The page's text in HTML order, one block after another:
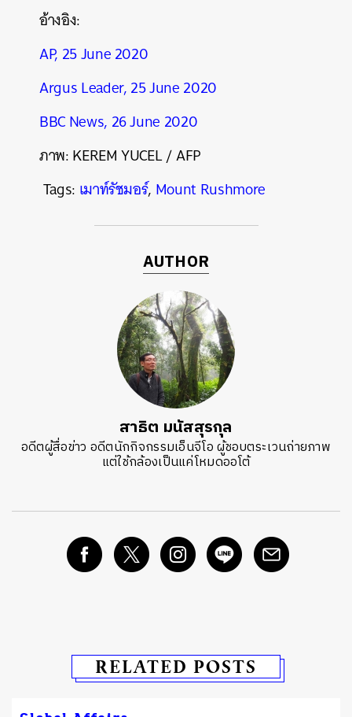
อ้างอิง:
AP, 25 June 2020
Argus Leader, 25 June 2020
BBC News, 26 June 2020
ภาพ: KEREM YUCEL / AFP
Tags: เมาท์รัชมอร์, Mount Rushmore
AUTHOR
สาธิต มนัสสุรกุล
อดีตผู้สื่อข่าว อดีตนักกิจกรรมเอ็นจีโอ ผู้ชอบตระเวนถ่ายภาพ
แต่ใช้กล้องเป็นแค่โหมดออโต้
RELATED POSTS